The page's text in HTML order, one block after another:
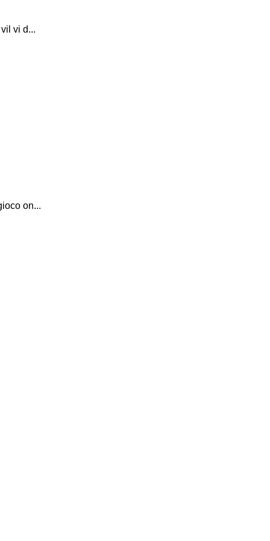
vi d...
on...